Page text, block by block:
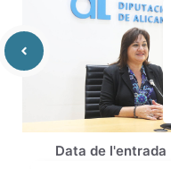
Data de l'entrada